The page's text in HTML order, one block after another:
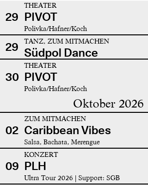
29
THEATER
PIVOT
Polivka/Hafner/Koch
29 TANZ, ZUM MITMACHEN
Südpol Dance
30
THEATER
PIVOT
Polivka/Hafner/Koch
Oktober 2026
02
ZUM MITMACHEN
Caribbean Vibes
Salsa, Bachata, Merengue
09
KONZERT
PLH
Ultra Tour 2026 | Support: SGB